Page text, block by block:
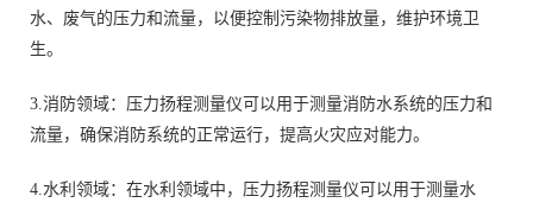
水、废气的压力和流量，以便控制污染物排放量，维护环境卫
生。
3.消防领域：压力扬程测量仪可以用于测量消防水系统的压力和
流量，确保消防系统的正常运行，提高火灾应对能力。
4.水利领域：在水利领域中，压力扬程测量仪可以用于测量水